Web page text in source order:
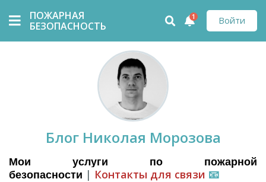
ПОЖАРНАЯ
БЕЗОПАСНОСТЬ
Войти
1
Блог Николая Морозова
Мои услуги по пожарной
безопасности | Контакты для связи 📧